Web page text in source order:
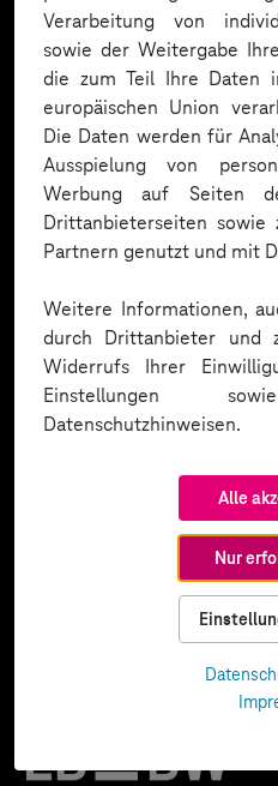
Verarbeitung von
sowie der Weitergabe
die zum Teil Ihre Daten
europäischen Union
Die Daten werden für
Ausspielung von
Werbung auf Seiten
Drittanbieterseiten sowie
Partnern genutzt und mit
Weitere Informationen,
durch Drittanbieter und
Widerrufs Ihrer
Einstellungen
Datenschutzhinweisen.
Alle
Nur
Expertise. Hier